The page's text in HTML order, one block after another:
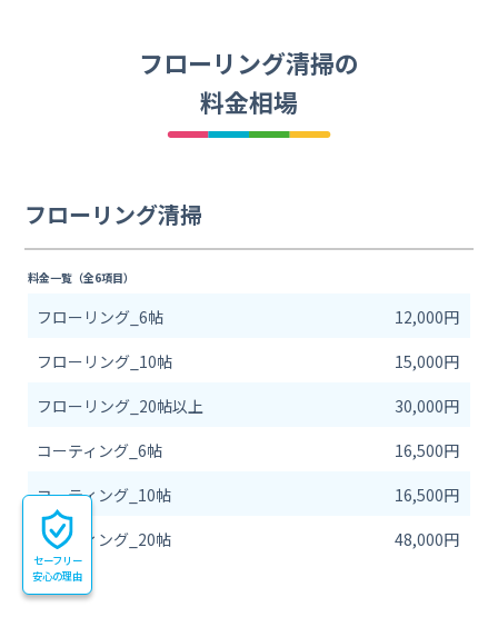
フローリング清掃の
料金相場
フローリング清掃
料金一覧（全6項目）
フローリング_6帖
12,000円
フローリング_10帖
15,000円
フローリング_20帖以上
30,000円
コーティング_6帖
16,500円
コーティング_10帖
16,500円
コーティング_20帖
48,000円
セーフリー
安心の理由